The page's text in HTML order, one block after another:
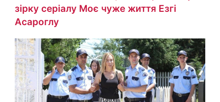
зірку серіалу Моє чуже життя Езгі
Асароглу